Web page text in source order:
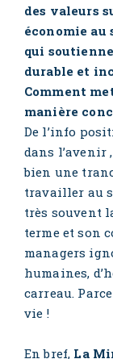
des valeurs
économie
qui
durable et
Comment
manière
De l’info
dans l’avenir
bien une
travailler au
très souvent
terme et son
managers
humaines,
carreau.
vie !
En bref, La